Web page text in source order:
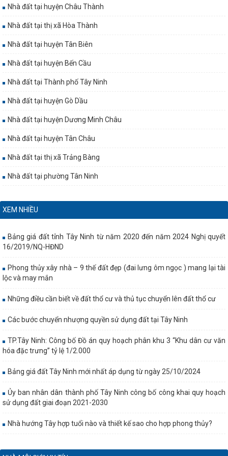
Nhà đất tại huyện Châu Thành
Nhà đất tại thị xã Hòa Thành
Nhà đất tại huyện Tân Biên
Nhà đất tại huyện Bến Cầu
Nhà đất tại Thành phố Tây Ninh
Nhà đất tại huyện Gò Dầu
Nhà đất tại huyện Dương Minh Châu
Nhà đất tại huyện Tân Châu
Nhà đất tại thị xã Trảng Bàng
Nhà đất tại phường Tân Ninh
XEM NHIỀU
Bảng giá đất tỉnh Tây Ninh từ năm 2020 đến năm 2024 Nghị quyết
16/2019/NQ-HĐND
Phong thủy xây nhà – 9 thế đất đẹp (đai lưng ôm ngọc ) mang lại tài
lộc và may mắn
Những điều cần biết về đất thổ cư và thủ tục chuyển lên đất thổ cư
Các bước chuyển nhượng quyền sử dụng đất tại Tây Ninh
TP.Tây Ninh: Công bố Đồ án quy hoạch phân khu 3 “Khu dân cư văn
hóa đặc trưng” tỷ lệ 1/2.000
Bảng giá đất Tây Ninh mới nhất áp dụng từ ngày 25/10/2024
Ủy ban nhân dân thành phố Tây Ninh công bố công khai quy hoạch
sử dụng đất giai đoạn 2021-2030
Nhà hướng Tây hợp tuổi nào và thiết kế sao cho hợp phong thủy?